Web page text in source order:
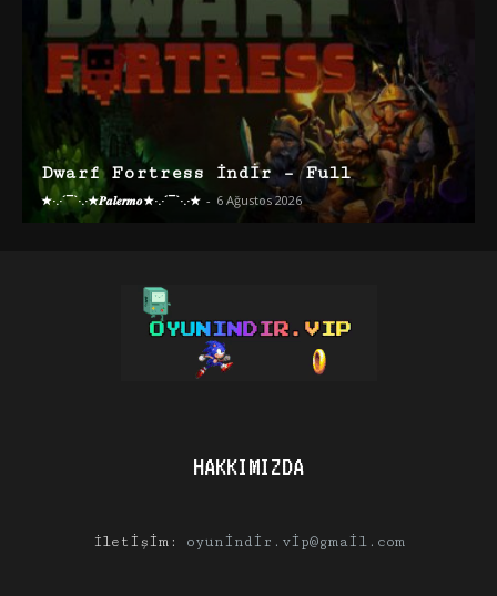
Dwarf Fortress İndir – Full
★·.·´¯`·.·★𝑷𝒂𝒍𝒆𝒓𝒎𝒐★·.·´¯`·.·★ - 6 Ağustos 2026
HAKKIMIZDA
İletişim: oyunindir.vip@gmail.com